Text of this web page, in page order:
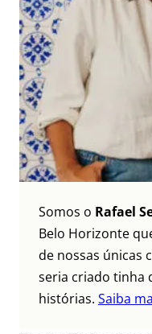
Somos o Rafael
Belo Horizonte
de nossas únicas
seria criado tinha
histórias. Saiba